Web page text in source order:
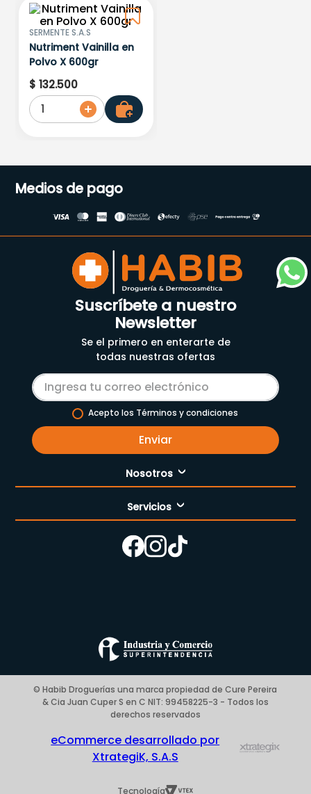
SERMENTE S.A.S
Nutriment Vainilla en
Polvo X 600gr
$ 132.500
1
Medios de pago
Suscríbete a nuestro
Newsletter
Se el primero en enterarte de
todas nuestras ofertas
Acepto los Términos y condiciones
Enviar
Nosotros
Nuestra empresa
Cómo comprar
Nuestras tiendas
Términos y condiciones
Preguntas Frecuentes Place to Pay
Politica de privacidad
Blog
Servicios
Enfermería
© Habib Droguerías una marca propiedad de Cure Pereira
& Cia Juan Cuper S en C NIT: 99458225-3 - Todos los
derechos reservados
eCommerce desarrollado por
XtrategiK, S.A.S
Tecnología